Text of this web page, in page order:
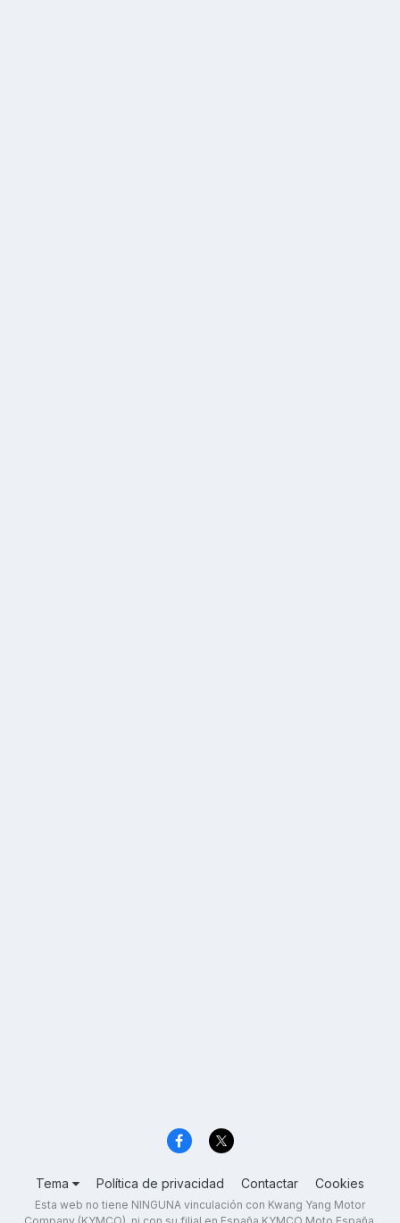
Tema Política de privacidad Contactar Cookies
Esta web no tiene NINGUNA vinculación con Kwang Yang Motor